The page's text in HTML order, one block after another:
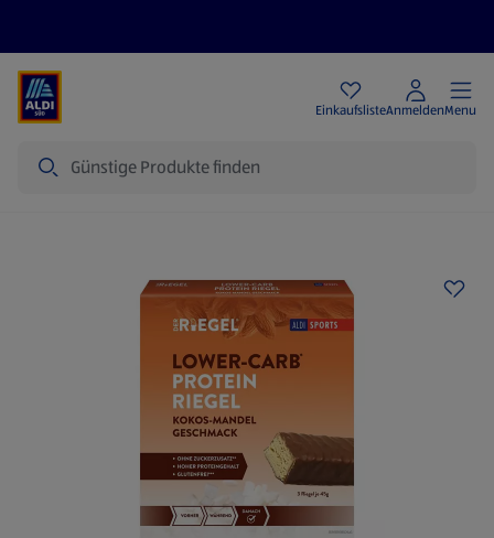
EinkaufslisteAnmeldenMenu